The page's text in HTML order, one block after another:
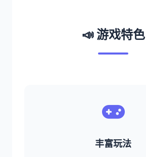
📣 游戏特色
丰富玩法